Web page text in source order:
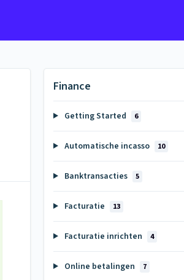
Finance
Getting Started 6
Automatische incasso 10
Banktransacties 5
Facturatie 13
Facturatie inrichten 4
Online betalingen 7